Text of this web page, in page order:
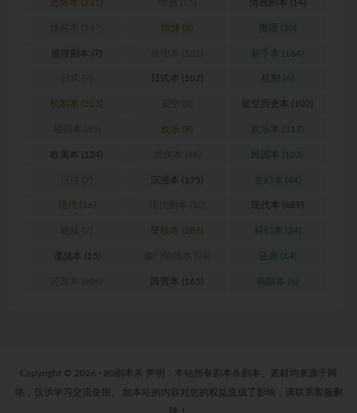
恐怖本 (221) 情感剧本 (14)
惊悚 (8) 推理 (30)
推理剧本 (7) 新手本 (164)
日式本 (107) 机制 (6)
机制本 (313) 架空历史本 (102)
欢乐 (8) 欢乐本 (317)
欧美本 (124) 民国本 (103)
沉浸本 (175) 玄幻本 (44)
现代 (16) 现代本 (689)
硬核本 (286) 科幻本 (34)
谍战本 (15) 还原 (14)
阵营本 (165) 韩国本 (6)
Copyright © 2026 · 80剧本杀 声明：本站所有剧本杀剧本、素材均来源于网
络，仅供学习交流使用。 如本站的内容对您的权益造成了影响，请联系客服删